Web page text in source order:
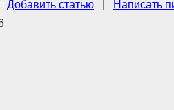
Добавить статью
Написать